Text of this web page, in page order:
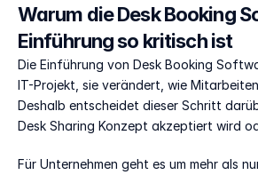
Warum die Desk Booking
Einführung so kritisch ist
Die Einführung von Desk Booking
IT-Projekt, sie verändert, wie
Deshalb entscheidet dieser Schritt
Desk Sharing Konzept akzeptiert wird
Für Unternehmen geht es um mehr als